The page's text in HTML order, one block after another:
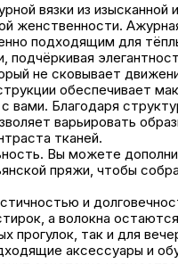
вязки из изысканной
женственности.
подходящим для
не сковывает
обеспечивает
Благодаря
варьировать
тканей.
Вы можете
пряжи, чтобы
и
а волокна
прогулок, так и для
аксессуары и